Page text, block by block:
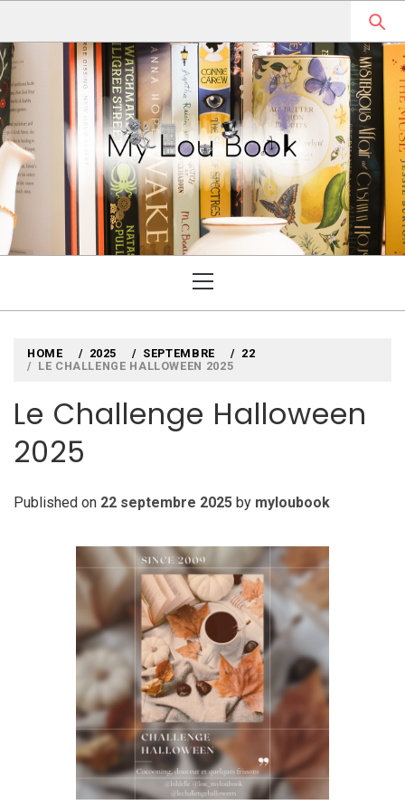
content
MYLOUBOOK
VOYAGES LITTÉRAIRES EN
ANGLETERRE ET AILLEURS
Menu
HOME 2025 SEPTEMBRE
22
LE CHALLENGE HALLOWEEN 2025
Le Challenge Halloween
2025
Published on 22 septembre 2025 by myloubook